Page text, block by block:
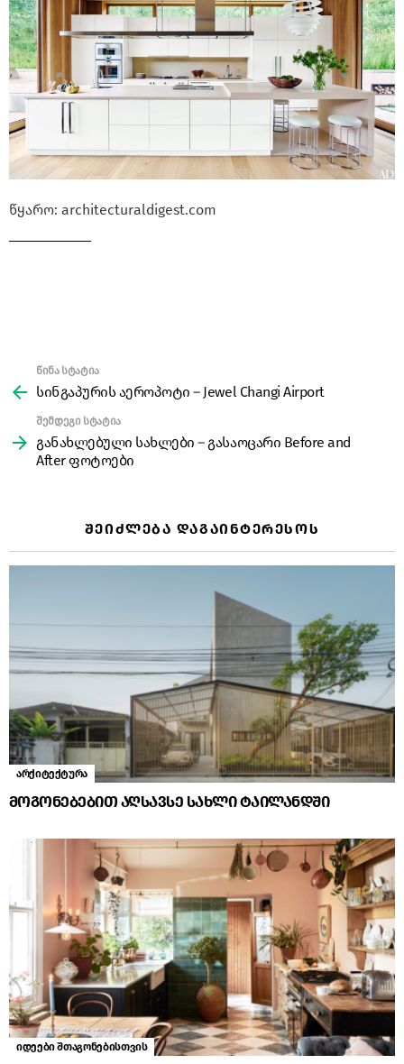
წყარო: architecturaldigest.com
more
წინა სტატია
სინგაპურის აეროპოტი – Jewel Changi Airport
შემდეგი სტატია
განახლებული სახლები – გასაოცარი Before and
After ფოტოები
ᲨᲔᲘᲫᲚᲔᲑᲐ ᲓᲐᲒᲐᲘᲜᲢᲔᲠᲔᲡᲝᲡ
არქიტექტურა
მოგონებებით აღსავსე სახლი ტაილანდში
იდეები შთაგონებისთვის